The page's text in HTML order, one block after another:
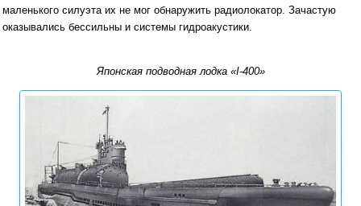
маленького силуэта их не мог обнаружить радиолокатор. Зачастую
оказывались бессильны и системы гидроакустики.
Японская подводная лодка «I-400»